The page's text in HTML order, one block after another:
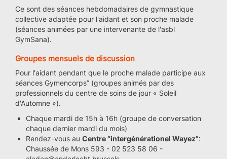
Ce sont des séances hebdomadaires de gymnastique
collective adaptée pour l'aidant et son proche malade
(séances animées par une intervenante de l'asbl
GymSana).
Groupes mensuels de discussion
Pour l'aidant pendant que le proche malade participe aux
séances Gymencorps” (groupes animés par des
professionnels du centre de soins de jour « Soleil
d'Automne »).
Chaque mardi de 15h à 16h (groupe de conversation
chaque dernier mardi du mois)
Rendez-vous au Centre “intergénérationel Wayez”:
Chaussée de Mons 593 - 02 523 58 06 -